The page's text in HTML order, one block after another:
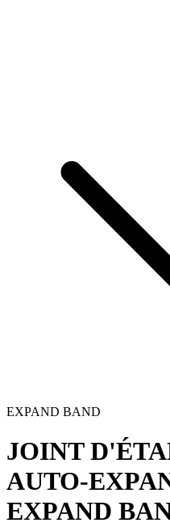
EXPAND BAND
JOINT
AUTO-
EXPAND